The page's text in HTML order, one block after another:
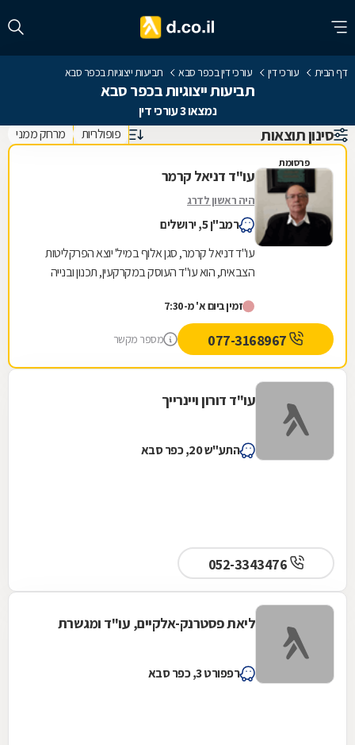
דף הבית עורכי דין עורכי דין בכפר סבא תביעות ייצוגיות בכפר סבא
תביעות ייצוגיות בכפר סבא
נמצאו 3 עורכי דין
סינון תוצאות פופולריות מרחק ממני
פרסומת
עו"ד דניאל קרמר
היה ראשון לדרג
רמב"ן 5, ירושלים
עו"ד דניאל קרמר, סגן אלוף במיל' יוצא הפרקליטות
הצבאית, הוא עו"ד העוסק במקרקעין, תכנון ובנייה
זמין ביום א' מ-7:30
מספר מקשר
עו"ד דורון ויינרייך
התע"ש 20, כפר סבא
ליאת פסטרנק-אלקיים, עו"ד ומגשרת
רפפורט 3, כפר סבא